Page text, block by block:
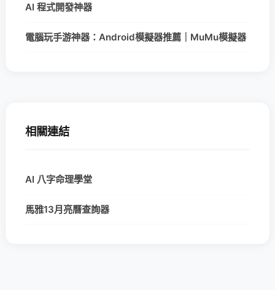
AI 程式開發神器
電腦玩手游神器：Android模擬器推薦｜MuMu模擬器
相關連結
AI 八字命理學堂
馬雅13月亮曆查詢器